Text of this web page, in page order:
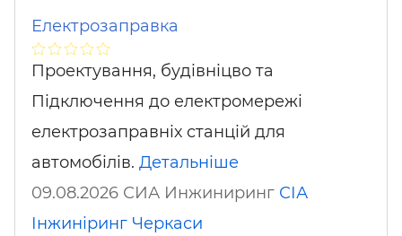
Електрозаправка
Проектування, будівніцво та
Підключення до електромережі
електрозаправніх станцій для
автомобілів. Детальніше
09.08.2026 СИА Инжиниринг СІА
Інжиніринг Черкаси